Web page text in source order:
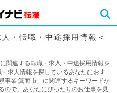
・転職・中途採用情報＜
関連する転職・求人・中途採用情報を
求人情報を探しているあなたにおす
事業 箕面市」に関連するキーワードか
ので、あなたにぴったりのお仕事を見